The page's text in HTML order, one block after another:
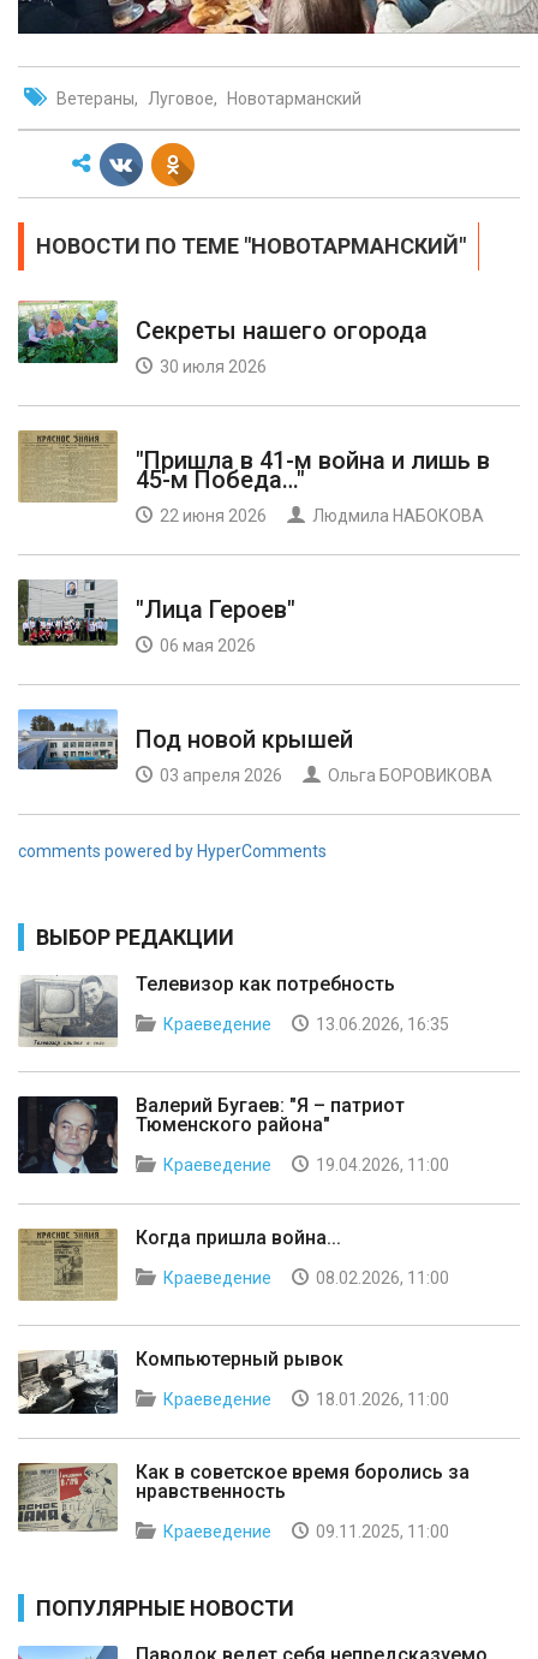
Ветераны Луговое Новотарманский
НОВОСТИ ПО ТЕМЕ "НОВОТАРМАНСКИЙ"
Секреты нашего огорода
30 июля 2026
"Пришла в 41-м война и лишь в
45-м Победа…"
22 июня 2026 Людмила НАБОКОВА
"Лица Героев"
06 мая 2026
Под новой крышей
03 апреля 2026 Ольга БОРОВИКОВА
comments powered by HyperComments
ВЫБОР РЕДАКЦИИ
Телевизор как потребность
Краеведение 13.06.2026, 16:35
Валерий Бугаев: "Я – патриот
Тюменского района"
Краеведение 19.04.2026, 11:00
Когда пришла война...
Краеведение 08.02.2026, 11:00
Компьютерный рывок
Краеведение 18.01.2026, 11:00
Как в советское время боролись за
нравственность
Краеведение 09.11.2025, 11:00
ПОПУЛЯРНЫЕ НОВОСТИ